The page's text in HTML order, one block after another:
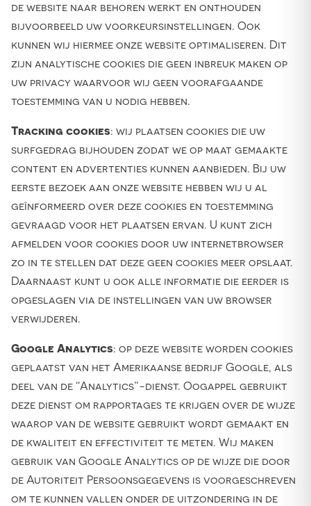
de website naar behoren werkt en onthouden
bijvoorbeeld uw voorkeursinstellingen. Ook
kunnen wij hiermee onze website optimaliseren. Dit
zijn analytische cookies die geen inbreuk maken op
uw privacy waarvoor wij geen voorafgaande
toestemming van u nodig hebben.
Tracking cookies: wij plaatsen cookies die uw
surfgedrag bijhouden zodat we op maat gemaakte
content en advertenties kunnen aanbieden. Bij uw
eerste bezoek aan onze website hebben wij u al
geïnformeerd over deze cookies en toestemming
gevraagd voor het plaatsen ervan. U kunt zich
afmelden voor cookies door uw internetbrowser
zo in te stellen dat deze geen cookies meer opslaat.
Daarnaast kunt u ook alle informatie die eerder is
opgeslagen via de instellingen van uw browser
verwijderen.
Google Analytics: op deze website worden cookies
geplaatst van het Amerikaanse bedrijf Google, als
deel van de “Analytics”-dienst. Oogappel gebruikt
deze dienst om rapportages te krijgen over de wijze
waarop van de website gebruikt wordt gemaakt en
de kwaliteit en effectiviteit te meten. Wij maken
gebruik van Google Analytics op de wijze die door
de Autoriteit Persoonsgegevens is voorgeschreven
om te kunnen vallen onder de uitzondering in de